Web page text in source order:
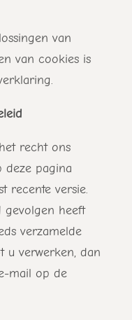
van
van cookies is
recht ons
deze pagina
recente versie.
gevolgen heeft
verzamelde
u verwerken, dan
mail op de